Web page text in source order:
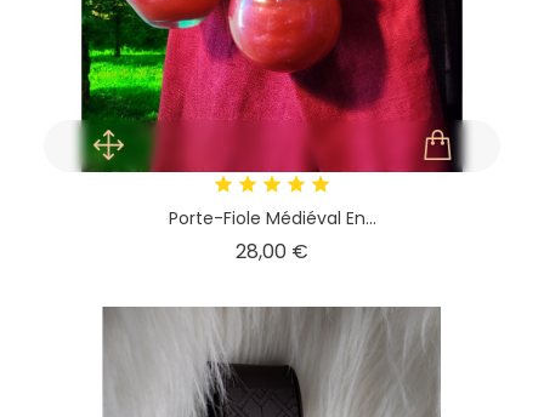
Porte-Fiole Médiéval En...
28,00 €